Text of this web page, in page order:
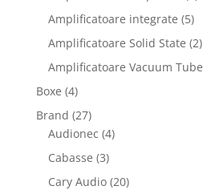
Amplificatoare integrate (5)
Amplificatoare Solid State (2)
Amplificatoare Vacuum Tube
Boxe (4)
Brand (27)
Audionec (4)
Cabasse (3)
Cary Audio (20)